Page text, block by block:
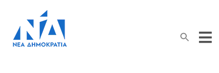
Search
for:
Search Button